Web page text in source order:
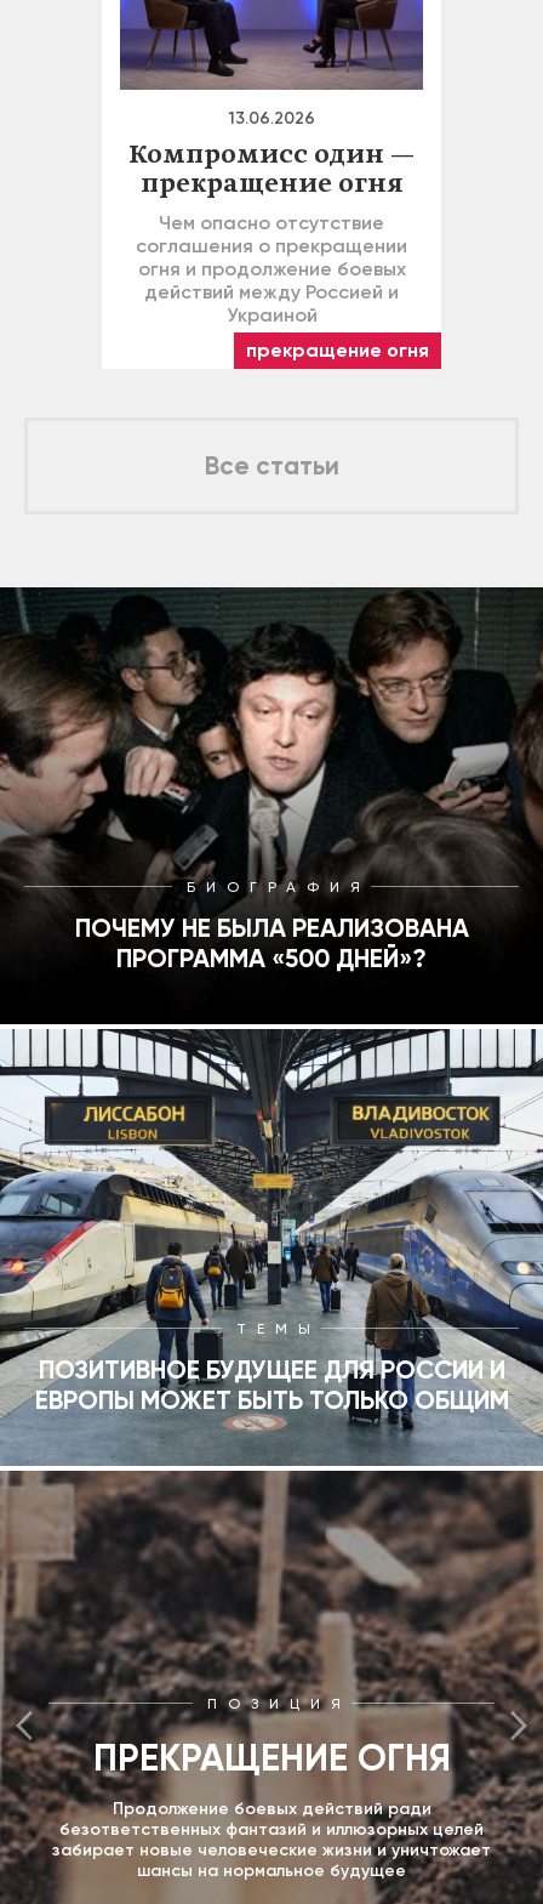
13.06.2026
Компромисс один —
прекращение огня
Чем опасно отсутствие
соглашения о прекращении
огня и продолжение боевых
действий между Россией и
Украиной
прекращение огня
Все статьи
БИОГРАФИЯ
ПОЧЕМУ НЕ БЫЛА РЕАЛИЗОВАНА
ПРОГРАММА «500 ДНЕЙ»?
ТЕМЫ
ПОЗИТИВНОЕ БУДУЩЕЕ ДЛЯ РОССИИ И
ЕВРОПЫ МОЖЕТ БЫТЬ ТОЛЬКО ОБЩИМ
ПОЗИЦИЯ
ПРЕКРАЩЕНИЕ ОГНЯ
Продолжение боевых действий ради
безответственных фантазий и иллюзорных целей
забирает новые человеческие жизни и уничтожает
шансы на нормальное будущее